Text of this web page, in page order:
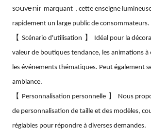
souvenir marquant , cette enseigne
rapidement un large public de consommateurs.
【 Scénario d'utilisation 】
Idéal pour la
valeur de boutiques tendance, les animations
les événements thématiques. Peut également
ambiance.
【 Personnalisation personnelle 】
Nous
de personnalisation de taille et des modèles,
réglables pour répondre à diverses demandes.